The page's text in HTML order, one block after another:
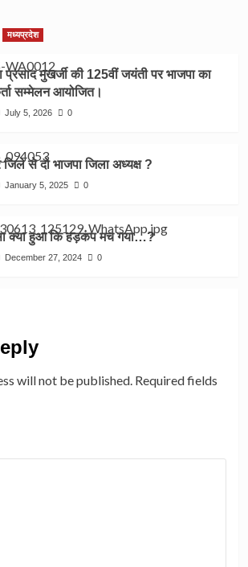
मध्यप्रदेश
प्रसाद मुखर्जी की 125वीं जयंती पर भाजपा का
सम्मेलन आयोजित।
July 5, 2026
0
से दो भाजपा जिला अध्यक्ष ?
January 5, 2025
0
क्या हुआ कि हड़कंप मच गया…?
December 27, 2024 0
will not be published. Required fields